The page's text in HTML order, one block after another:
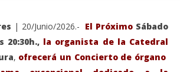
| 20/Junio/2026.- El Próximo Sábado
20:30h., la organista de la Catedral
, ofrecerá un Concierto de órgano